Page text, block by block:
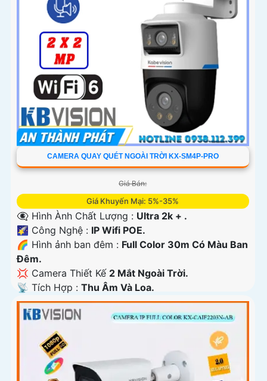
CAMERA QUAY QUÉT NGOÀI TRỜI KX-SM4P-PRO
Giá Bán:
Giá Khuyến Mại: 5%-35%
👁️‍🗨 Hình Ành Chất Lượng : Ultra 2k + .
🌠 Công Nghệ : IP Wifi POE.
🌈 Hình ảnh ban đêm : Full Color 30m Có Màu Ban
Ðêm.
💢 Camera Thiết Kế 2 Mắt Ngoài Trời.
️📡 Tích Hợp : Thu Âm Và Loa.